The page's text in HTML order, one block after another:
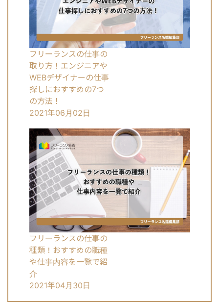
フリーランスの仕事の
取り方！エンジニアや
WEBデザイナーの仕事
探しにおすすめの7つ
の方法！
2021年06月02日
フリーランスの仕事の
種類！おすすめの職種
や仕事内容を一覧で紹
介
2021年04月30日